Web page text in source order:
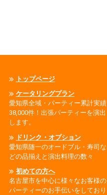
トップページ
ケータリングプラン
愛知県全域・パーティー累計実績
38,000件！出張パーティーを演出
します。
ドリンク・オプション
愛知県随一のオードブル・寿司な
どの品揃えと演出料理の数々
初めての方へ
名古屋市を中心に様々なお客様の
パーティーのお手伝いをしており